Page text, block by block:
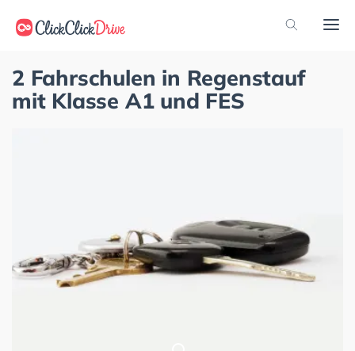
2 Fahrschulen in Regenstauf
mit Klasse A1 und FES